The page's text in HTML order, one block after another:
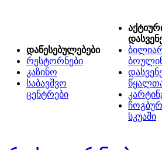
დაწესებულებები
რესტორნები
კაზინო
საბავშვო
ცენტრები
სკუაში